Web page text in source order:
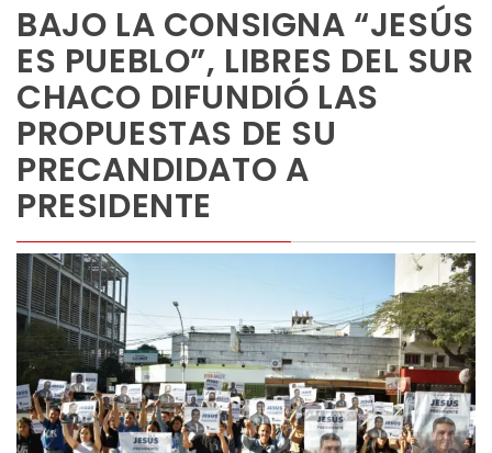
BAJO LA CONSIGNA “JESÚS
ES PUEBLO”, LIBRES DEL SUR
CHACO DIFUNDIÓ LAS
PROPUESTAS DE SU
PRECANDIDATO A
PRESIDENTE